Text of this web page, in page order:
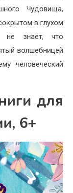
Чудовища,
в глухом
не знает, что
волшебницей
человеческий
для
6+